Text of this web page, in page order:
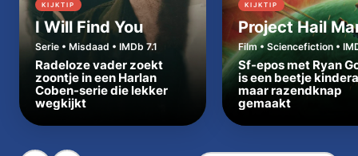
KIJKTIP
I Will Find You
Serie • Misdaad • IMDb 7.1
Radeloze vader zoekt
zoontje in een Harlan
Coben-serie die lekker
wegkijkt
KIJKTIP
Project Hail
Film • Sciencefiction •
Sf-epos met Ryan
is een beetje
maar razendknap
gemaakt